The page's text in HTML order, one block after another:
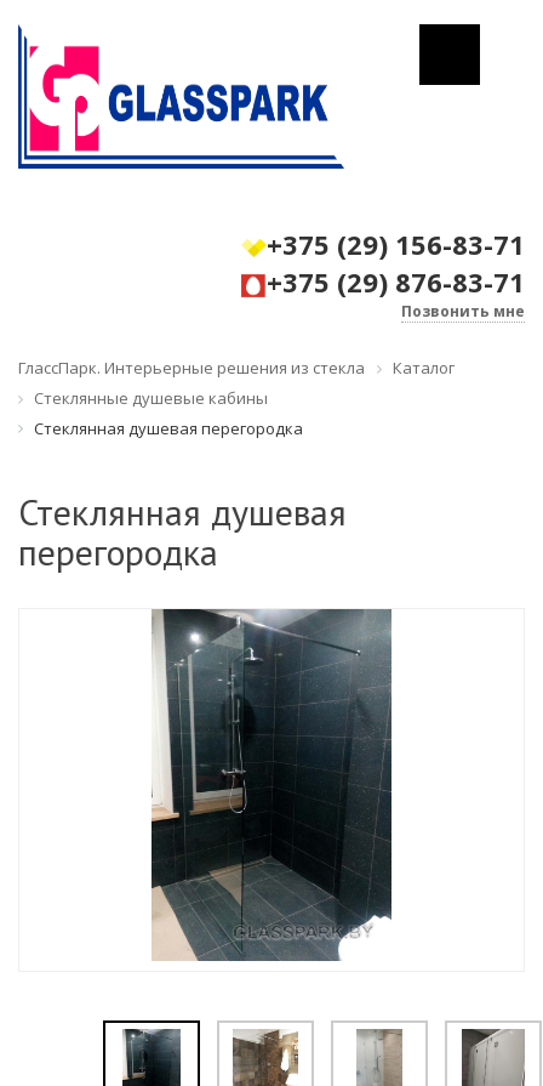
+375 (29) 156-83-71
+375 (29) 876-83-71
Позвонить мне
ГлассПарк. Интерьерные решения из стекла
Каталог
Стеклянные душевые кабины
Стеклянная душевая перегородка
Стеклянная душевая
перегородка